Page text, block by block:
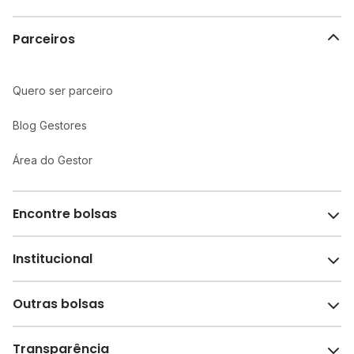
Parceiros
Quero ser parceiro
Blog Gestores
Área do Gestor
Encontre bolsas
Melhores escolas de São Paulo
Escolas por cidade e bairro
Institucional
Sobre o Melhor Escola
Revista Melhor Escola
Outras bolsas
Transparência